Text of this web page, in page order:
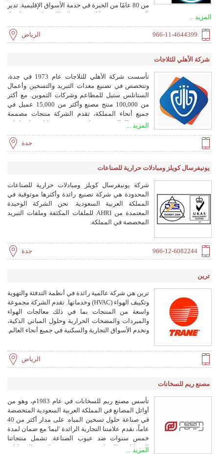
من 80 عامًا من الخبرة في خدمة الأسواق الإقليمية. تدير
المجموعة 12 معرضًا وتصنع مراوح الشفط في مصانعها،
المزيد ...
966-11-4644399 الرياض
شركة الأهلي للثلاجات
تأسست شركة الأهلي للثلاجات عام 1973 في جدة،
وتتخصص في تصنيع معدات التبريد والتسخين وأعمال
الستانلس ستيل للمطاعم وشركات التموين. مع أكثر
من 100,000 منتج مصنع وأكثر من 15,000 عميل في
جميع أنحاء المملكة، تقدم الشركة منتجات مصممة
حسب الطلب ومنتجات مستوردة لتلبية احتياجات
المزيد ...
جدة
يونيفرسال كويلز ومبادلات حرارية للصناعات
شركة يونيفرسال كويلز ومبادلات حرارية للصناعات
المحدودة هي شركة تصنيع رائدة وأكثرها موثوقية في
المملكة العربية السعودية. نحن الشركة الوحيدة
المعتمدة من AHRI للملفات المكثفة وملفات التبريد
المخصصة في المملكة.
966-12-6082244 جدة
ترين
ترين هي شركة عالمية رائدة في أنظمة التدفئة والتهوية
وتكييف الهواء (HVAC) وخدماتها. تقدم الشركة مجموعة
واسعة من المنتجات بما في ذلك معالجات الهواء
والمبردات والمضخات الحرارية وحلول المباني الذكية،
وتخدم الأسواق التجارية والسكنية في جميع أنحاء العالم.
الرياض
مصنع ريم للسخانات
تأسس مصنع ريم للسخانات في عام 1983م، وهو من
أوائل المصانع في المملكة العربية السعودية المتخصصة
في صناعة حلول تسخين المياه. على مدار أكثر من 40
عاماً، نقدم علامتنا التجارية الرائدة 'ليما' مع ضمان لمدة
خمس سنوات ضد عيوب الصناعة. تشمل منتجاتنا
السخانات المنزلية (30، 50، 80 لتر) والسخانات
المزيد ...